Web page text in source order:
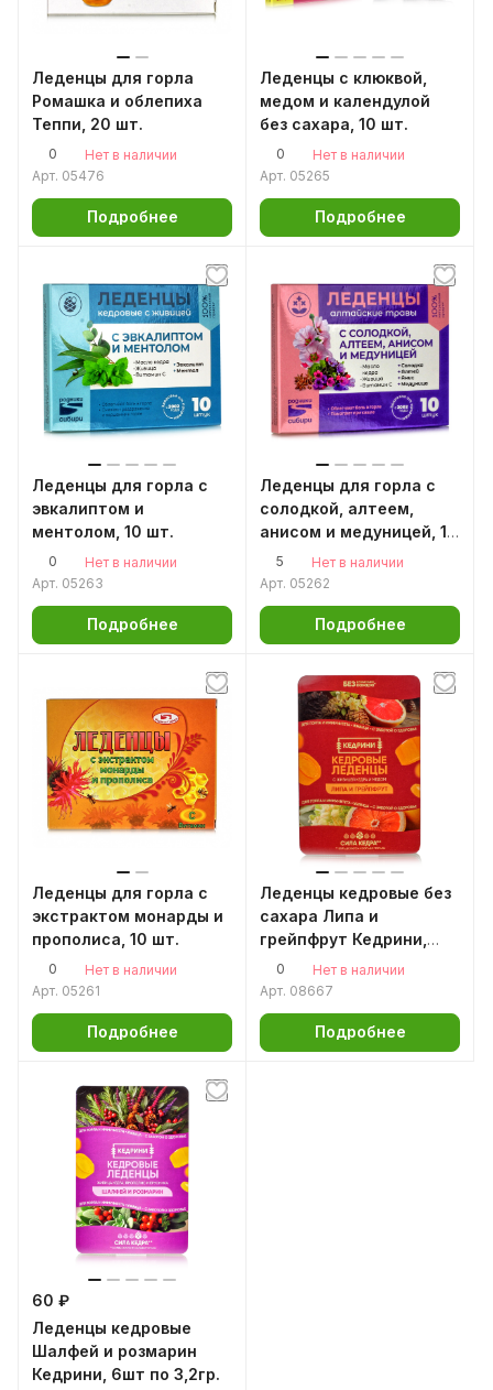
Леденцы для горла
Ромашка и облепиха
Теппи, 20 шт.
0
Нет в наличии
Арт. 05476
Подробнее
Леденцы с клюквой,
медом и календулой
без сахара, 10 шт.
0
Нет в наличии
Арт. 05265
Подробнее
Леденцы для горла с
эвкалиптом и
ментолом, 10 шт.
0
Нет в наличии
Арт. 05263
Подробнее
Леденцы для горла с
солодкой, алтеем,
анисом и медуницей, 10
шт.
5
Нет в наличии
Арт. 05262
Подробнее
Леденцы для горла с
экстрактом монарды и
прополиса, 10 шт.
0
Нет в наличии
Арт. 05261
Подробнее
Леденцы кедровые без
сахара Липа и
грейпфрут Кедрини,
6шт по 3,2гр.
0
Нет в наличии
Арт. 08667
Подробнее
60 ₽
Леденцы кедровые
Шалфей и розмарин
Кедрини, 6шт по 3,2гр.